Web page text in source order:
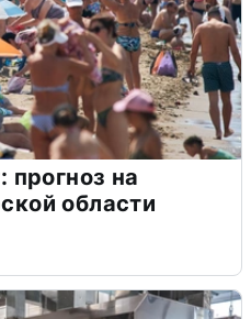
прогноз на
области